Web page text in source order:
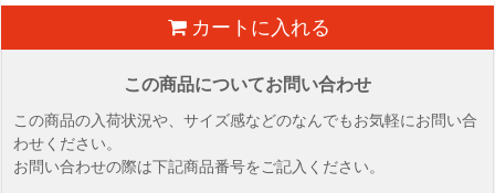
カートに入れる
この商品についてお問い合わせ
この商品の入荷状況や、サイズ感などのなんでもお気軽にお問い合
わせください。
お問い合わせの際は下記商品番号をご記入ください。